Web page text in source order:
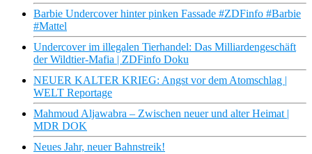
Barbie Undercover hinter pinken Fassade #ZDFinfo #Barbie
#Mattel
Undercover im illegalen Tierhandel: Das Milliardengeschäft
der Wildtier-Mafia | ZDFinfo Doku
NEUER KALTER KRIEG: Angst vor dem Atomschlag |
WELT Reportage
Mahmoud Aljawabra – Zwischen neuer und alter Heimat |
MDR DOK
Neues Jahr, neuer Bahnstreik!